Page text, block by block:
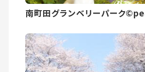
南町田グランベリーパーク